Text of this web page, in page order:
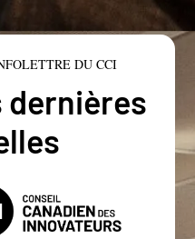
DU CCI
dernières